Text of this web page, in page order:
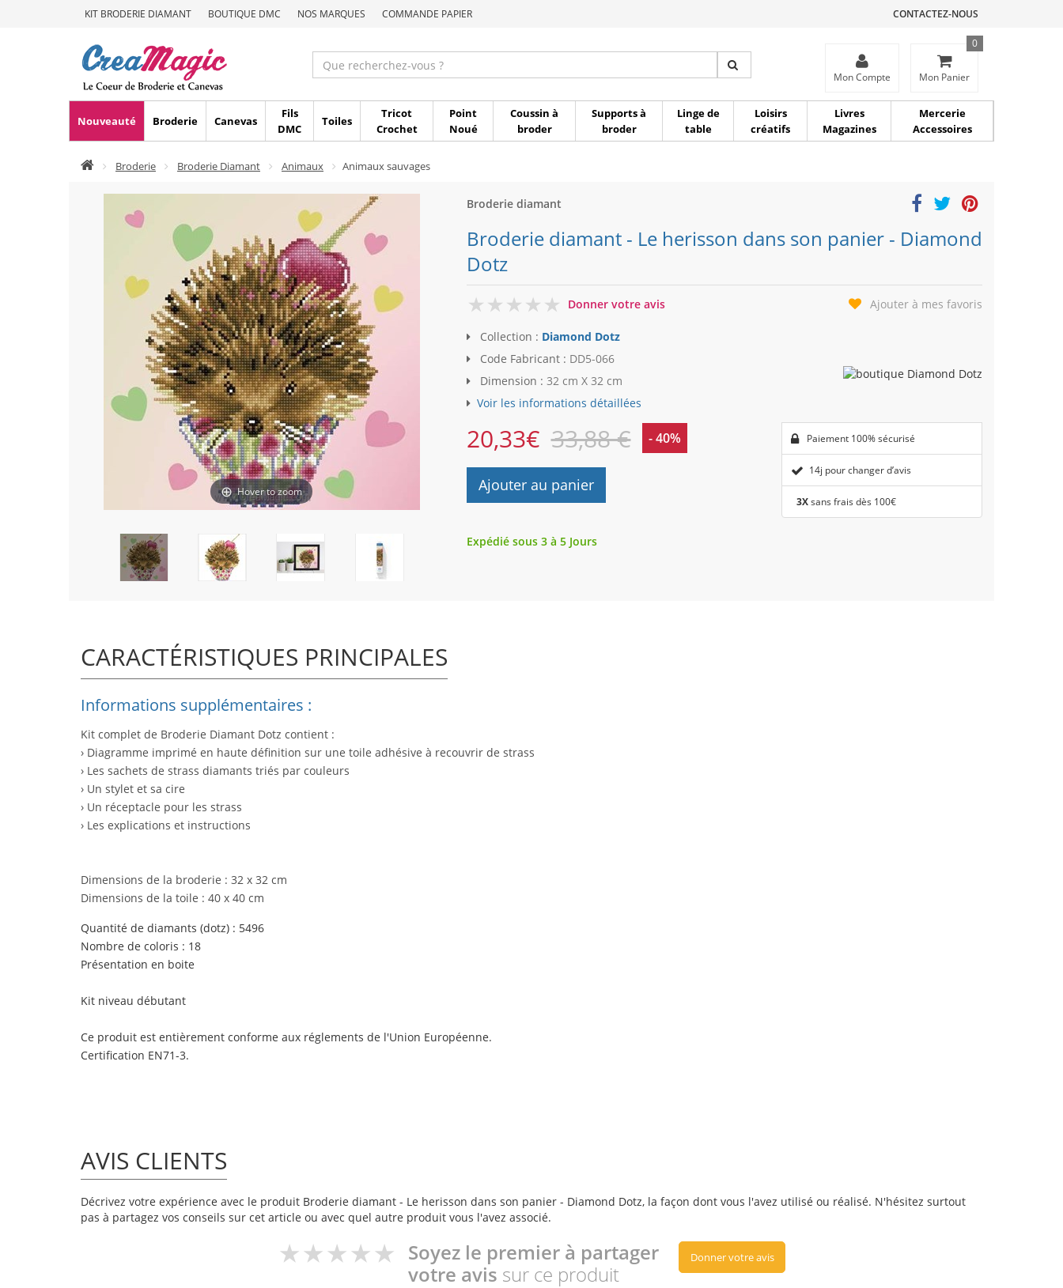
KIT BRODERIE DIAMANT BOUTIQUE DMC NOS MARQUES COMMANDE PAPIER CONTACTEZ-NOUS
Mon Compte Mon Panier
0
Nouveauté Broderie Canevas
Fils
DMC
Toiles
Tricot
Crochet
Point
Noué
Coussin à
broder
Supports à
broder
Linge de
table
Loisirs
créatifs
Livres
Magazines
Mercerie
Accessoires
Broderie Broderie Diamant Animaux Animaux sauvages
Hover to zoom
Broderie diamant
Broderie diamant - Le herisson dans son panier - Diamond
Dotz
0
Donner votre avis Ajouter à mes favoris
Collection : Diamond Dotz
Code Fabricant : DD5-066
Dimension : 32 cm X 32 cm
Voir les informations détaillées
20,33€ 33,88 € - 40%
Ajouter au panier
Paiement 100% sécurisé
14j pour changer d’avis
3Xsans frais dès 100€
Expédié sous 3 à 5 Jours
CARACTÉRISTIQUES PRINCIPALES
Informations supplémentaires :
Kit complet de Broderie Diamant Dotz contient :
› Diagramme imprimé en haute définition sur une toile adhésive à recouvrir de strass
› Les sachets de strass diamants triés par couleurs
› Un stylet et sa cire
› Un réceptacle pour les strass
› Les explications et instructions
Dimensions de la broderie : 32 x 32 cm
Dimensions de la toile : 40 x 40 cm
Quantité de diamants (dotz) : 5496
Nombre de coloris : 18
Présentation en boite
Kit niveau débutant
Ce produit est entièrement conforme aux réglements de l'Union Européenne.
Certification EN71-3.
AVIS CLIENTS
Décrivez votre expérience avec le produit Broderie diamant - Le herisson dans son panier - Diamond Dotz, la façon dont vous l'avez utilisé ou réalisé. N'hésitez surtout
pas à partagez vos conseils sur cet article ou avec quel autre produit vous l'avez associé.
Soyez le premier à partager
votre avis sur ce produit
Donner votre avis